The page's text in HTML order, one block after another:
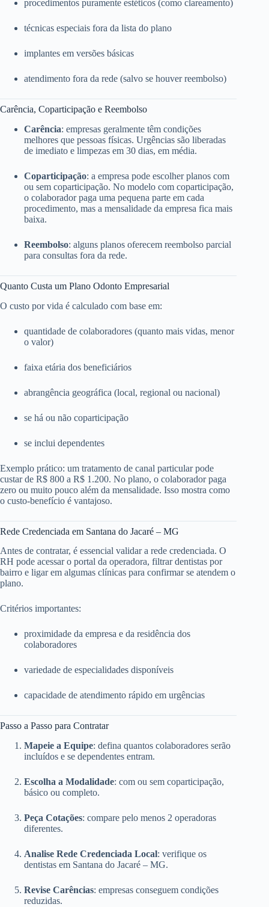
procedimentos puramente estéticos (como clareamento)
técnicas especiais fora da lista do plano
implantes em versões básicas
atendimento fora da rede (salvo se houver reembolso)
Carência, Coparticipação e Reembolso
Carência: empresas geralmente têm condições
melhores que pessoas físicas. Urgências são liberadas
de imediato e limpezas em 30 dias, em média.
Coparticipação: a empresa pode escolher planos com
ou sem coparticipação. No modelo com coparticipação,
o colaborador paga uma pequena parte em cada
procedimento, mas a mensalidade da empresa fica mais
baixa.
Reembolso: alguns planos oferecem reembolso parcial
para consultas fora da rede.
Quanto Custa um Plano Odonto Empresarial
O custo por vida é calculado com base em:
quantidade de colaboradores (quanto mais vidas, menor
o valor)
faixa etária dos beneficiários
abrangência geográfica (local, regional ou nacional)
se há ou não coparticipação
se inclui dependentes
Exemplo prático: um tratamento de canal particular pode
custar de R$ 800 a R$ 1.200. No plano, o colaborador paga
zero ou muito pouco além da mensalidade. Isso mostra como
o custo-benefício é vantajoso.
Rede Credenciada em Santana do Jacaré – MG
Antes de contratar, é essencial validar a rede credenciada. O
RH pode acessar o portal da operadora, filtrar dentistas por
bairro e ligar em algumas clínicas para confirmar se atendem o
plano.
Critérios importantes:
proximidade da empresa e da residência dos
colaboradores
variedade de especialidades disponíveis
capacidade de atendimento rápido em urgências
Passo a Passo para Contratar
Mapeie a Equipe: defina quantos colaboradores serão
incluídos e se dependentes entram.
Escolha a Modalidade: com ou sem coparticipação,
básico ou completo.
Peça Cotações: compare pelo menos 2 operadoras
diferentes.
Analise Rede Credenciada Local: verifique os
dentistas em Santana do Jacaré – MG.
Revise Carências: empresas conseguem condições
reduzidas.